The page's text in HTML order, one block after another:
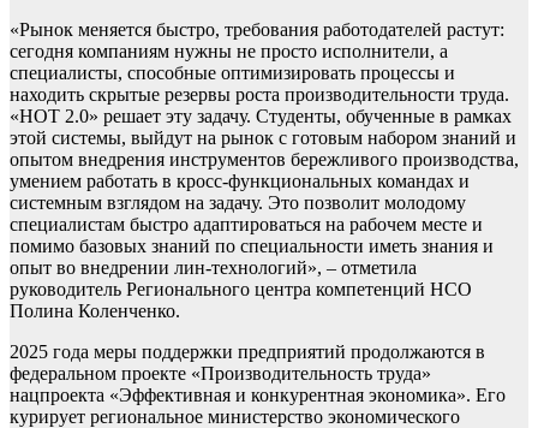
«Рынок меняется быстро, требования работодателей растут:
сегодня компаниям нужны не просто исполнители, а
специалисты, способные оптимизировать процессы и
находить скрытые резервы роста производительности труда.
«НОТ 2.0» решает эту задачу. Студенты, обученные в рамках
этой системы, выйдут на рынок с готовым набором знаний и
опытом внедрения инструментов бережливого производства,
умением работать в кросс-функциональных командах и
системным взглядом на задачу. Это позволит молодому
специалистам быстро адаптироваться на рабочем месте и
помимо базовых знаний по специальности иметь знания и
опыт во внедрении лин-технологий», – отметила
руководитель Регионального центра компетенций НСО
Полина Коленченко.
2025 года меры поддержки предприятий продолжаются в
федеральном проекте «Производительность труда»
нацпроекта «Эффективная и конкурентная экономика». Его
курирует региональное министерство экономического